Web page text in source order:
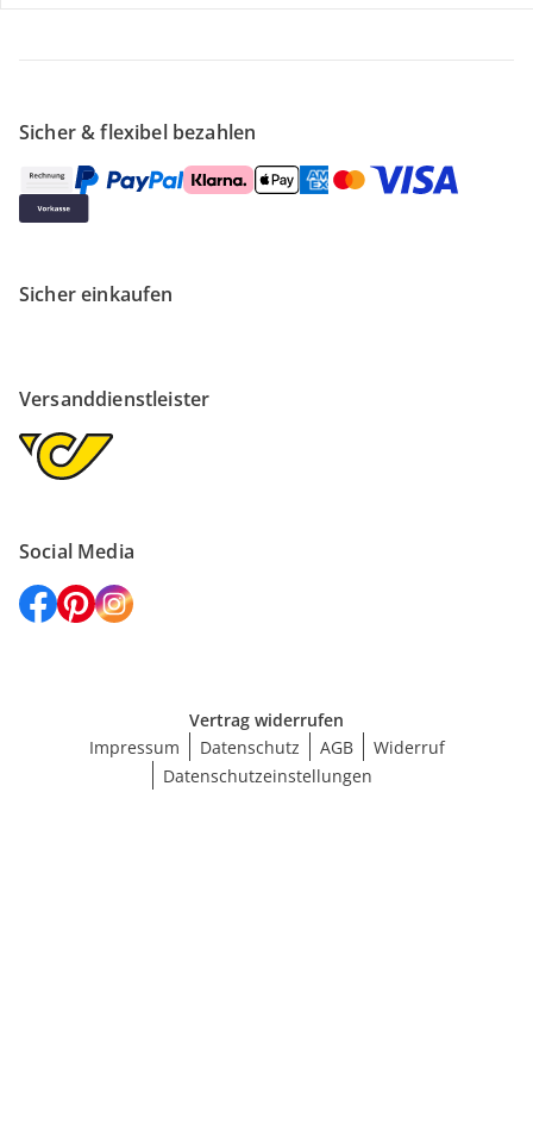
Sicher & flexibel bezahlen
Sicher einkaufen
Versanddienstleister
Social Media
Vertrag widerrufen
Impressum
Datenschutz AGB
Widerruf
Datenschutzeinstellungen